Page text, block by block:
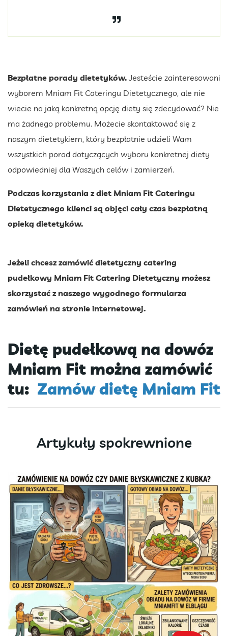
Bezpłatne porady dietetyków. Jesteście zainteresowani
wyborem Mniam Fit Cateringu Dietetycznego, ale nie
wiecie na jaką konkretną opcję diety się zdecydować? Nie
ma żadnego problemu. Możecie skontaktować się z
naszym dietetykiem, który bezpłatnie udzieli Wam
wszystkich porad dotyczących wyboru konkretnej diety
odpowiedniej dla Waszych celów i zamierzeń.
Podczas korzystania z diet Mniam Fit Cateringu
Dietetycznego klienci są objęci cały czas bezpłatną
opieką dietetyków.
Jeżeli chcesz zamówić dietetyczny catering
pudełkowy Mniam Fit Catering Dietetyczny możesz
skorzystać z naszego wygodnego formularza
zamówień na stronie internetowej.
Dietę pudełkową na dowóz
Mniam Fit można zamówić
tu: Zamów dietę Mniam Fit
Artykuły spokrewnione